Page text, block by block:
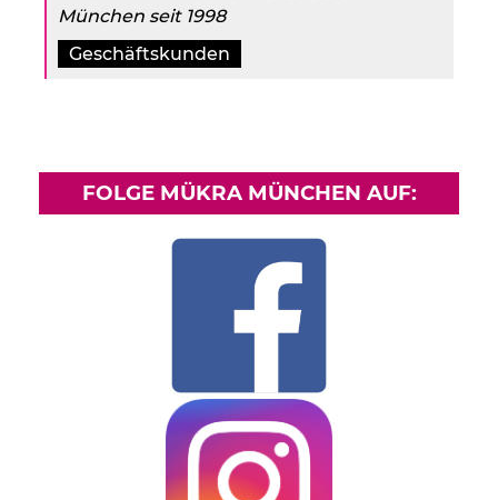
München seit 1998
Geschäftskunden
FOLGE MÜKRA MÜNCHEN AUF: